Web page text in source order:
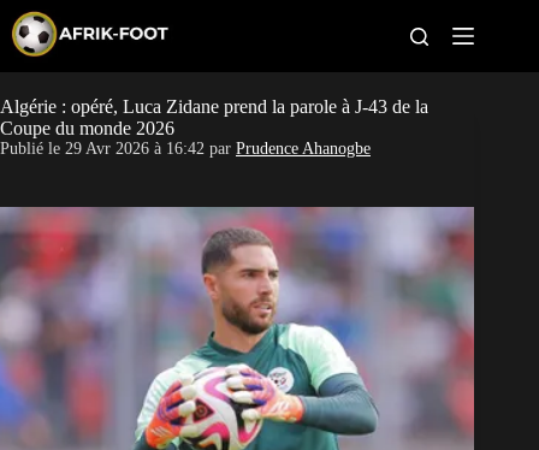
p
o
c
o
t
e
CAN féminine
Pays
Clubs
Classement
Paris sportifs
Algérie : opéré, Luca Zidane prend la parole à J-43 de la
Coupe du monde 2026
Publié le 29 Avr 2026 à 16:42 par Prudence Ahanogbe